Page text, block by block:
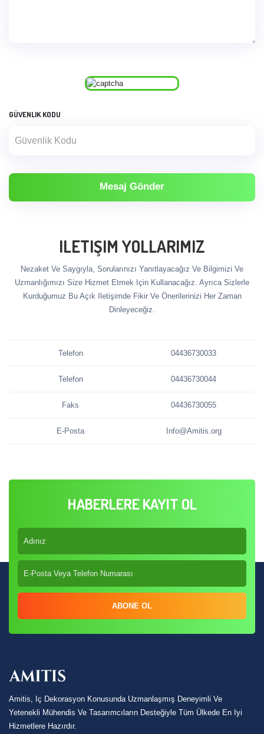
GÜVENLIK KODU
Mesaj Gönder
ILETIŞIM YOLLARIMIZ
Nezaket Ve Saygıyla, Sorularınızı Yanıtlayacağız Ve Bilgimizi Ve
Uzmanlığımızı Size Hizmet Etmek Için Kullanacağız. Ayrıca Sizlerle
Kurduğumuz Bu Açık Iletişimde Fikir Ve Önerilerinizi Her Zaman
Dinleyeceğiz.
Telefon 04436730033
Telefon 04436730044
Faks 04436730055
E-Posta Info@Amitis.org
HABERLERE KAYIT OL
ABONE OL
Amitis, Iç Dekorasyon Konusunda Uzmanlaşmış Deneyimli Ve
Yetenekli Mühendis Ve Tasarımcıların Desteğiyle Tüm Ülkede En Iyi
Hizmetlere Hazırdır.